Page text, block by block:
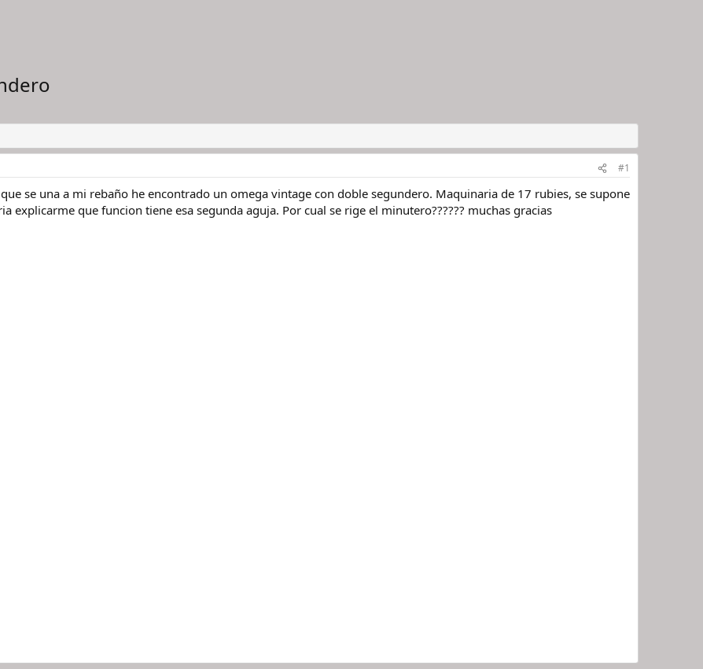
#1
se una a mi rebaño he encontrado un omega vintage con doble segundero. Maquinaria de 17 rubies, se supone
explicarme que funcion tiene esa segunda aguja. Por cual se rige el minutero?????? muchas gracias